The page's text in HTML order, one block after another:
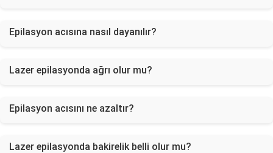
Epilasyon acısına nasıl dayanılır?
Lazer epilasyonda ağrı olur mu?
Epilasyon acısını ne azaltır?
Lazer epilasyonda bakirelik belli olur mu?